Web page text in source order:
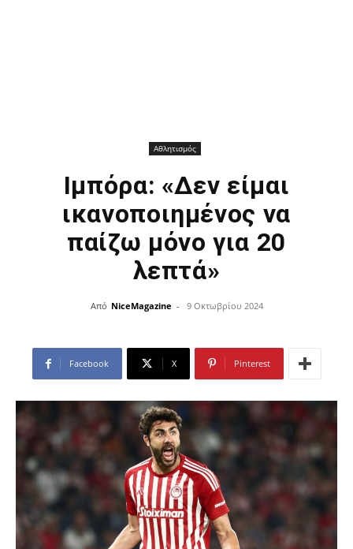
Αθλητισμός
Ιμπόρα: «Δεν είμαι
ικανοποιημένος να
παίζω μόνο για 20
λεπτά»
Από NiceMagazine - 9 Οκτωβρίου 2024
Facebook X Pinterest